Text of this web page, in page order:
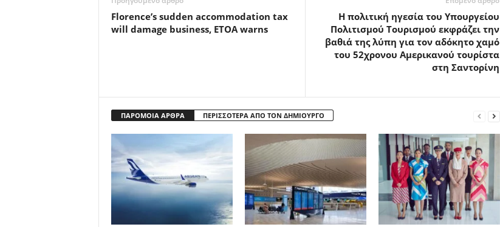
Florence’s sudden accommodation tax
will damage business, ETOA warns
Η πολιτική ηγεσία του Υπουργείου
Πολιτισμού Τουρισμού εκφράζει την
βαθιά της λύπη για τον αδόκητο χαμό
του 52χρονου Αμερικανού τουρίστα
στη Σαντορίνη
ΠΑΡΟΜΟΙΑ ΑΡΘΡΑ ΠΕΡΙΣΣΟΤΕΡΑ ΑΠΟ ΤΟΝ ΔΗΜΙΟΥΡΓΟ